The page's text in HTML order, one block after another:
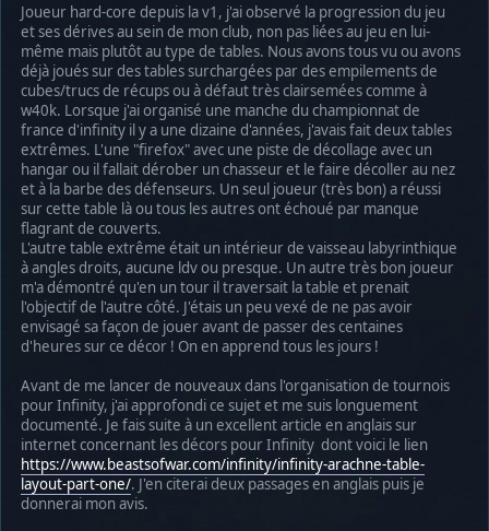
Joueur hard-core depuis la v1, j'ai observé la progression du jeu
et ses dérives au sein de mon club, non pas liées au jeu en lui-
même mais plutôt au type de tables. Nous avons tous vu ou avons
déjà joués sur des tables surchargées par des empilements de
cubes/trucs de récups ou à défaut très clairsemées comme à
w40k. Lorsque j'ai organisé une manche du championnat de
france d'infinity il y a une dizaine d'années, j'avais fait deux tables
extrêmes. L'une "firefox" avec une piste de décollage avec un
hangar ou il fallait dérober un chasseur et le faire décoller au nez
et à la barbe des défenseurs. Un seul joueur (très bon) a réussi
sur cette table là ou tous les autres ont échoué par manque
flagrant de couverts.
L'autre table extrême était un intérieur de vaisseau labyrinthique
à angles droits, aucune ldv ou presque. Un autre très bon joueur
m'a démontré qu'en un tour il traversait la table et prenait
l'objectif de l'autre côté. J'étais un peu vexé de ne pas avoir
envisagé sa façon de jouer avant de passer des centaines
d'heures sur ce décor ! On en apprend tous les jours !
Avant de me lancer de nouveaux dans l'organisation de tournois
pour Infinity, j'ai approfondi ce sujet et me suis longuement
documenté. Je fais suite à un excellent article en anglais sur
internet concernant les décors pour Infinity dont voici le lien
https://www.beastsofwar.com/infinity/infinity-arachne-table-
layout-part-one/. J'en citerai deux passages en anglais puis je
donnerai mon avis.